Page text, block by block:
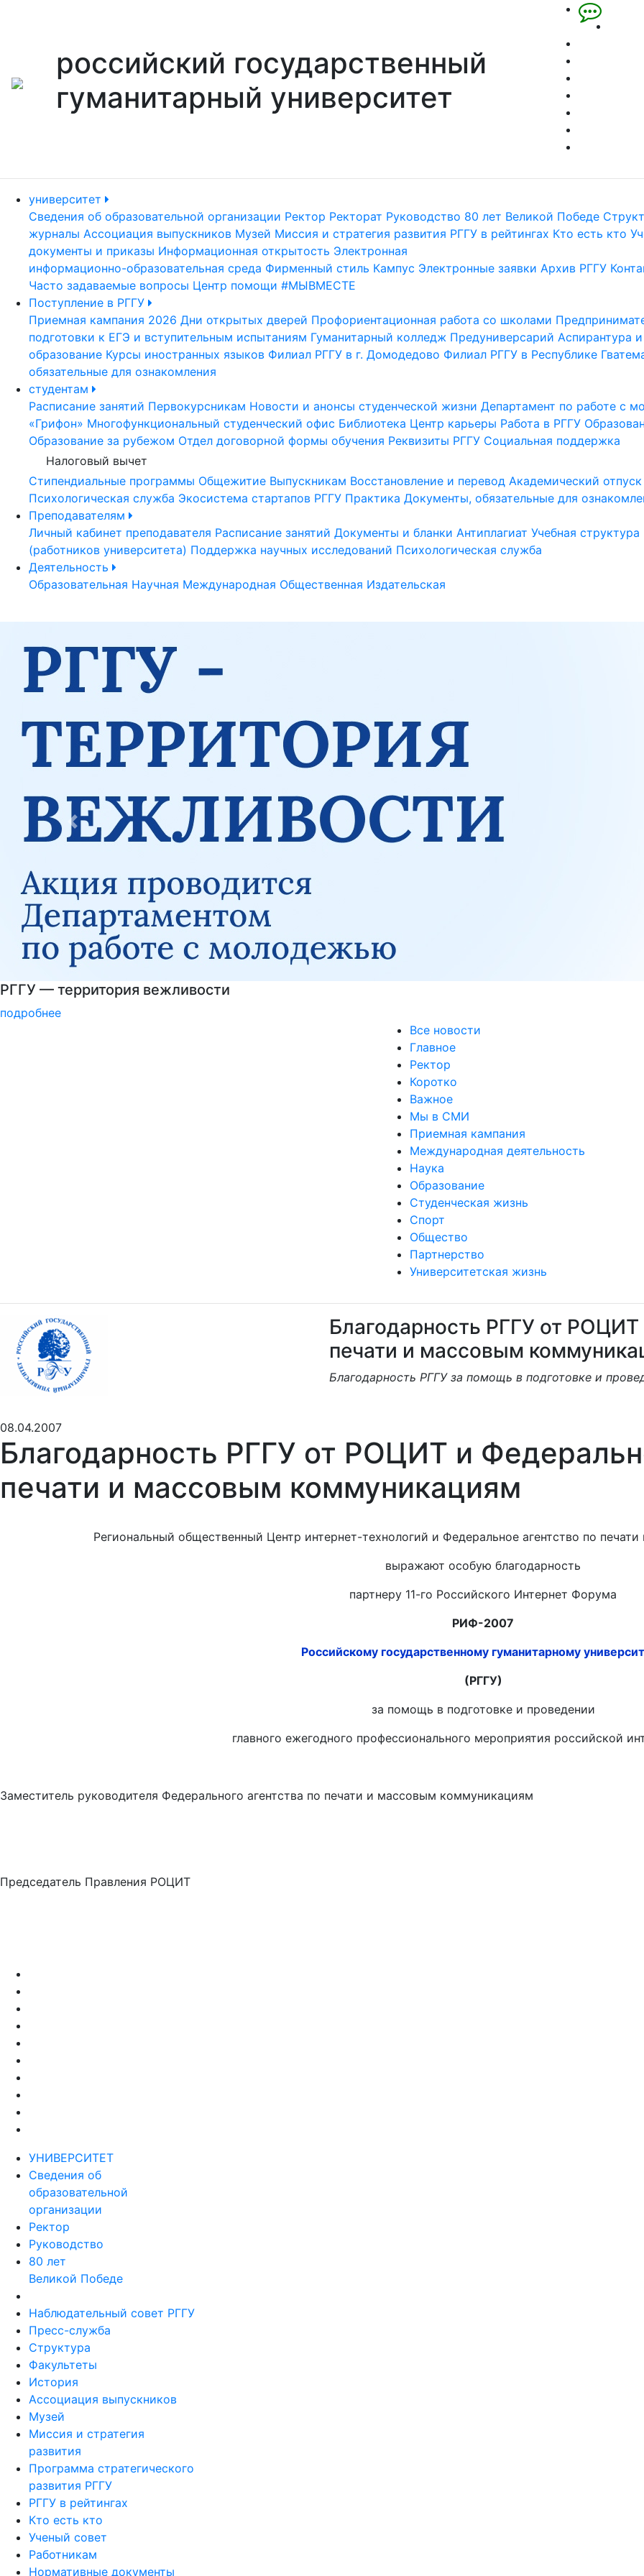
российский государственный
гуманитарный университет
университет
Сведения об образовательной организации Ректор Ректорат Руководство 80 лет Великой Победе
журналы Ассоциация выпускников Музей Миссия и стратегия развития РГГУ в рейтингах Кто есть кто
документы и приказы Информационная открытость Электронная
информационно-образовательная среда Фирменный стиль Кампус Электронные заявки Архив РГГУ
Часто задаваемые вопросы Центр помощи #МЫВМЕСТЕ
Поступление в РГГУ
Приемная кампания 2026 Дни открытых дверей Профориентационная работа со школами
подготовки к ЕГЭ и вступительным испытаниям Гуманитарный колледж Предуниверсарий Аспирантура
образование Курсы иностранных языков Филиал РГГУ в г. Домодедово Филиал РГГУ в Республике
обязательные для ознакомления
студентам
Расписание занятий Первокурсникам Новости и анонсы студенческой жизни Департамент по работе с
«Грифон» Многофункциональный студенческий офис Библиотека Центр карьеры Работа в РГГУ
Образование за рубежом Отдел договорной формы обучения Реквизиты РГГУ Социальная поддержка
Налоговый вычет
Стипендиальные программы Общежитие Выпускникам Восстановление и перевод Академический отпуск
Психологическая служба Экосистема стартапов РГГУ Практика Документы, обязательные для
Преподавателям
Личный кабинет преподавателя Расписание занятий Документы и бланки Антиплагиат Учебная структура
(работников университета) Поддержка научных исследований Психологическая служба
Деятельность
Образовательная Научная Международная Общественная Издательская
Национальные проекты России
подробнее
Previous
Все новости
Главное
Ректор
Коротко
Важное
Мы в СМИ
Приемная кампания
Международная деятельность
Наука
Образование
Студенческая жизнь
Спорт
Общество
Партнерство
Университетская жизнь
Благодарность РГГУ от РОЦИТ
печати и массовым
Благодарность РГГУ за помощь в подготовке и
08.04.2007
Благодарность РГГУ от РОЦИТ и
печати и массовым коммуникациям
Региональный общественный Центр интернет-технологий и Федеральное агентство по
выражают особую благодарность
партнеру 11-го Российского Интернет Форума
РИФ-2007
Российскому государственному гуманитарному
(РГГУ)
за помощь в подготовке и проведении
главного ежегодного профессионального мероприятия российской
Заместитель руководителя Федерального агентства по печати и массовым коммуникациям
Председатель Правления РОЦИТ
УНИВЕРСИТЕТ
Сведения об
образовательной
организации
Ректор
Руководство
80 лет
Великой Победе
Наблюдательный совет РГГУ
Пресс-служба
Структура
Факультеты
История
Ассоциация выпускников
Музей
Миссия и стратегия
развития
Программа стратегического
развития РГГУ
РГГУ в рейтингах
Кто есть кто
Ученый совет
Работникам
Нормативные документы